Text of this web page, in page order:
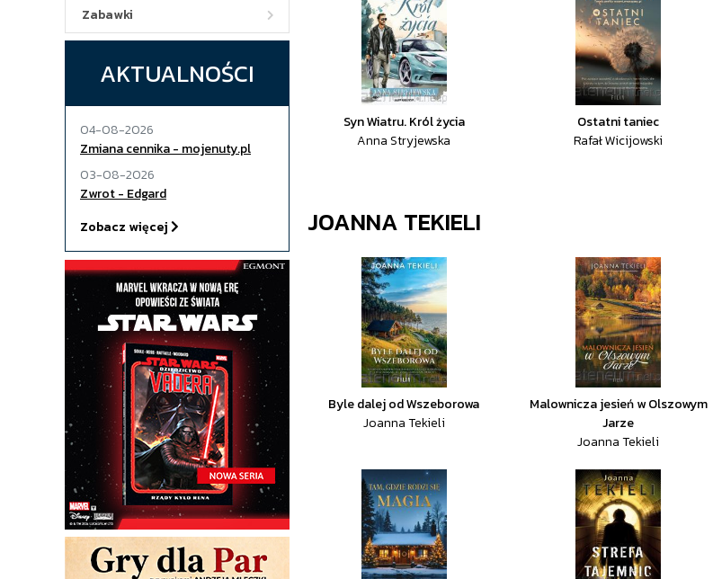
Zabawki
AKTUALNOŚCI
04-08-2026
Zmiana cennika - mojenuty.pl
03-08-2026
Zwrot - Edgard
Zobacz więcej
Syn Wiatru. Król życia
Anna Stryjewska
Ostatni taniec
Rafał Wicijowski
JOANNA TEKIELI
Byle dalej od Wszeborowa
Joanna Tekieli
Malownicza jesień w Olszowym
Jarze
Joanna Tekieli